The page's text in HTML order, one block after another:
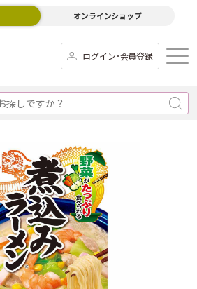
オンラインショップ
ログイン･会員登録